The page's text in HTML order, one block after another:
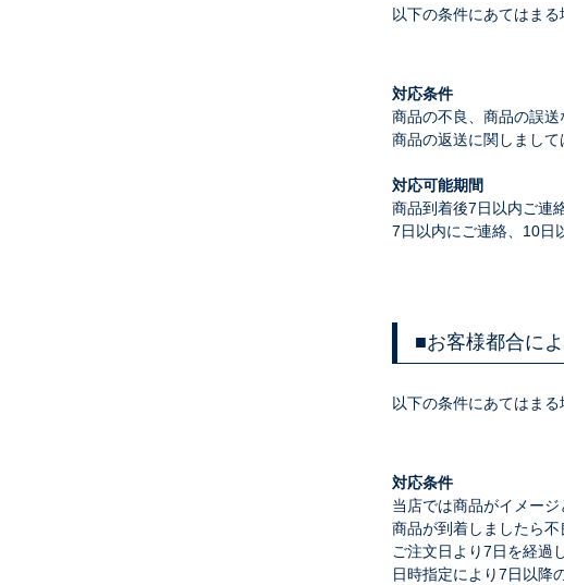
以下の条件にあてはまる
対応条件
商品の不良、商品の誤送
商品の返送に関しまし
対応可能期間
商品到着後7日以内ご連
7日以内にご連絡、10日
■お客様都合に
以下の条件にあてはまる
対応条件
当店では商品がイメー
商品が到着しましたら
ご注文日より7日を経過
日時指定により7日以降